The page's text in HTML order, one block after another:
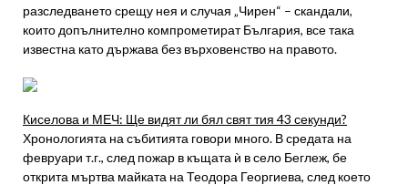
разследването срещу нея и случая „Чирен“ – скандали,
които допълнително компрометират България, все така
известна като държава без върховенство на правото.
Киселова и МЕЧ: Ще видят ли бял свят тия 43 секунди?
Хронологията на събитията говори много. В средата на
февруари т.г., след пожар в къщата ѝ в село Беглеж, бе
открита мъртва майката на Теодора Георгиева, след което